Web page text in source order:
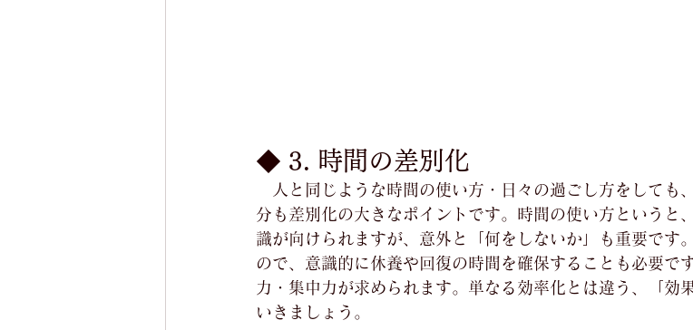
◆ 3. 時間の差別化
人と同じような時間の使い方・日々の過ごし方をしても
分も差別化の大きなポイントです。時間の使い方というと
識が向けられますが、意外と「何をしないか」も重要です
ので、意識的に休養や回復の時間を確保することも必要で
力・集中力が求められます。単なる効率化とは違う、「効
いきましょう。